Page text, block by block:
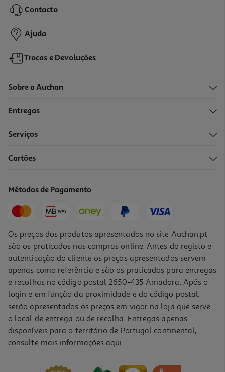
Contacto
Ajuda
Trocas e Devoluções
Sobre a Auchan
Entregas
Serviços
Cartões
Métodos de Pagamento
Os preços dos produtos apresentados no site Auchan.pt
são os praticados nas compras online. Antes do registo e
autenticação do cliente os preços apresentados servem
apenas como referência e são os praticados para entregas
e recolhas no código postal 2650-435 Amadora. Após o
login e em função da proximidade e do código postal,
serão apresentados os preços em vigor na loja que serve
o local de entrega ou de recolha. Entregas apenas
disponíveis para o território de Portugal continental,
consulte mais informações aqui.